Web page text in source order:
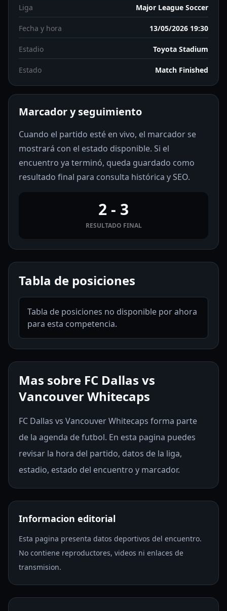
Liga Major League Soccer
Fecha y hora 13/05/2026 19:30
Estadio Toyota Stadium
Estado Match Finished
Marcador y seguimiento
Cuando el partido esté en vivo, el marcador se
mostrará con el estado disponible. Si el
encuentro ya terminó, queda guardado como
resultado final para consulta histórica y SEO.
2 - 3
RESULTADO FINAL
Tabla de posiciones
Tabla de posiciones no disponible por ahora
para esta competencia.
Mas sobre FC Dallas vs
Vancouver Whitecaps
FC Dallas vs Vancouver Whitecaps forma parte
de la agenda de futbol. En esta pagina puedes
revisar la hora del partido, datos de la liga,
estadio, estado del encuentro y marcador.
Informacion editorial
Esta pagina presenta datos deportivos del encuentro.
No contiene reproductores, videos ni enlaces de
transmision.